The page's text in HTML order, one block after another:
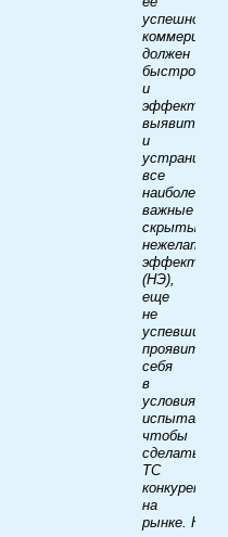
успешной
должен
быстро
и
эффективно
выявить
и
устранить
все
наиболее
важные
скрытые
эффекты
(НЭ),
еще
не
успевшие
проявить
себя
в
условиях
испытаний,
чтобы
сделать
ТС
на
рынке.